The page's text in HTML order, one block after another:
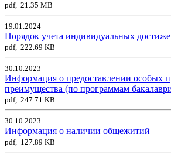
pdf, 21.35 MB
19.01.2024
Порядок учета индивидуальных
pdf, 222.69 KB
30.10.2023
Информация о предоставлении особых
преимущества (по программам
pdf, 247.71 KB
30.10.2023
Информация о наличии общежитий
pdf, 127.89 KB